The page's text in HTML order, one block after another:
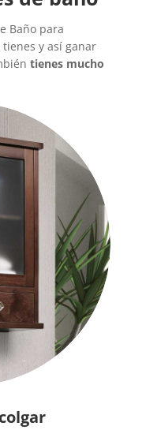
Baño para
y así ganar
tienes mucho